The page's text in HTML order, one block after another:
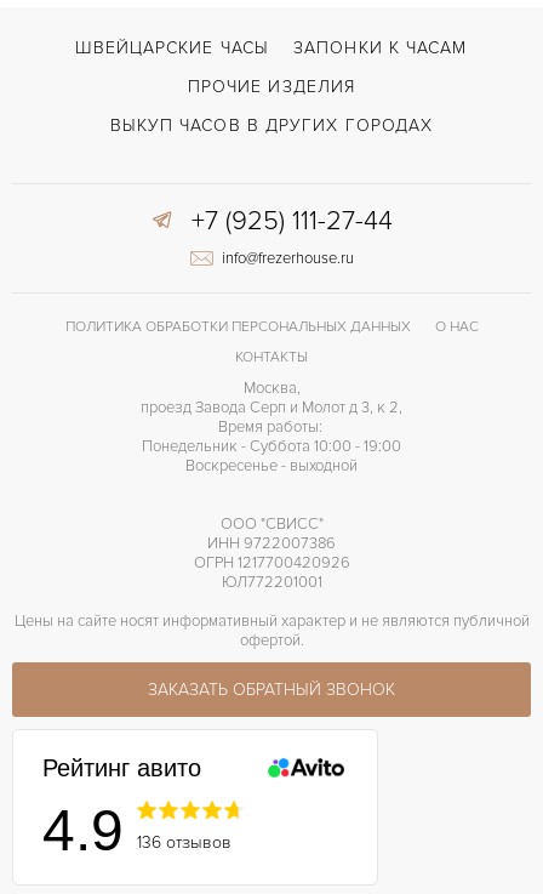
ВОЗМОЖНОСТИ ДОСТАВКИ С документами, С футляром
Застежка с помощью шипа
Индикатор резерва хода
ШВЕЙЦАРСКИЕ ЧАСЫ
ЗАПОНКИ К ЧАСАМ
ПРОЧИЕ ИЗДЕЛИЯ
ВЫКУП ЧАСОВ В ДРУГИХ ГОРОДАХ
+7 (925) 111-27-44
info@frezerhouse.ru
ПОЛИТИКА ОБРАБОТКИ ПЕРСОНАЛЬНЫХ ДАННЫХ
О НАС
КОНТАКТЫ
Москва,
проезд Завода Серп и Молот д 3, к 2,
Время работы:
Понедельник - Суббота 10:00 - 19:00
Воскресенье - выходной
ООО "СВИСС"
ИНН 9722007386
ОГРН 1217700420926
ЮЛ772201001
Цены на сайте носят информативный характер и не являются публичной
офертой.
ЗАКАЗАТЬ ОБРАТНЫЙ ЗВОНОК
Рейтинг авито
4.9 136 отзывов